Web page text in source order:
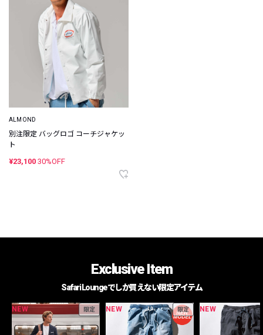
ALMOND
別注限定 バッグロゴ コーチジャケッ
ト
¥23,100 30%OFF
Exclusive Item
Safari Loungeでしか買えない限定アイテム
NEW 限定 NEW 限定 NEW